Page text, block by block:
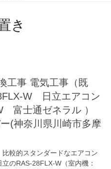
き
工事 電気工事（既
W 日立エアコン
富士通ゼネラル ）
(神奈川県川崎市多摩
較的スタンダードなエアコン
のRAS-28FLX-W（室内機：